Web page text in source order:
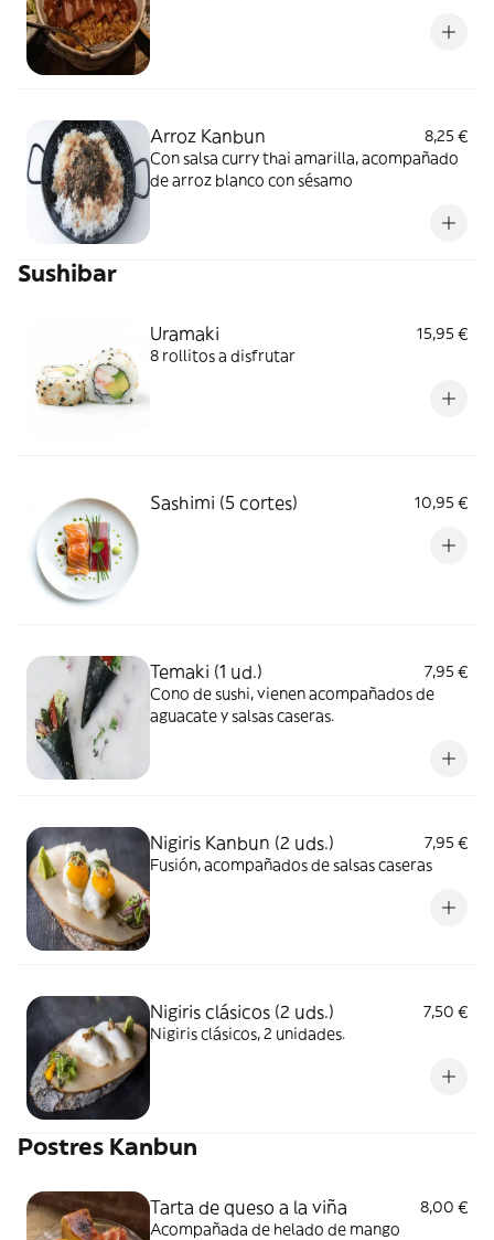
Arroz Kanbun
8,25 €
Con salsa curry thai amarilla, acompañado
de arroz blanco con sésamo
Sushibar
Uramaki
15,95 €
8 rollitos a disfrutar
Sashimi (5 cortes) 10,95 €
Temaki (1 ud.)
7,95 €
Cono de sushi, vienen acompañados de
aguacate y salsas caseras.
Nigiris Kanbun (2 uds.)
7,95 €
Fusión, acompañados de salsas caseras
Nigiris clásicos (2 uds.)
7,50 €
Nigiris clásicos, 2 unidades.
Postres Kanbun
Tarta de queso a la viña
8,00 €
Acompañada de helado de mango